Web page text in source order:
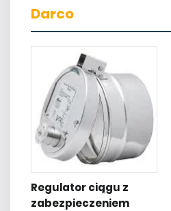
Darco
Regulator ciągu z
zabezpieczeniem